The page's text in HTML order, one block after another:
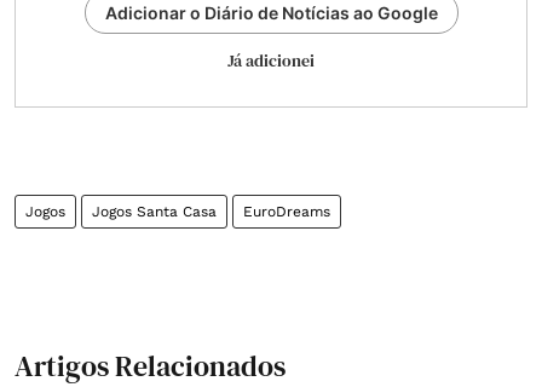
Adicionar o Diário de Notícias ao Google
Já adicionei
Jogos Jogos Santa Casa EuroDreams
Artigos Relacionados